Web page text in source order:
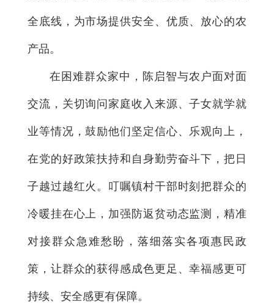
全底线，为市场提供安全、优质、放心的农
产品。
在困难群众家中，陈启智与农户面对面
交流，关切询问家庭收入来源、子女就学就
业等情况，鼓励他们坚定信心、乐观向上，
在党的好政策扶持和自身勤劳奋斗下，把日
子越过越红火。叮嘱镇村干部时刻把群众的
冷暖挂在心上，加强防返贫动态监测，精准
对接群众急难愁盼，落细落实各项惠民政
策，让群众的获得感成色更足、幸福感更可
持续、安全感更有保障。